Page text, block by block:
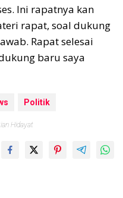
Ini rapatnya kan
rapat, soal dukung
Rapat selesai
baru saya
Politik
Hidayat